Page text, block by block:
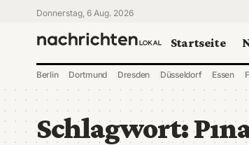
Donnerstag, 6 Aug. 2026
Startseite
Berlin Dortmund Dresden Düsseldorf Essen
Schlagwort: